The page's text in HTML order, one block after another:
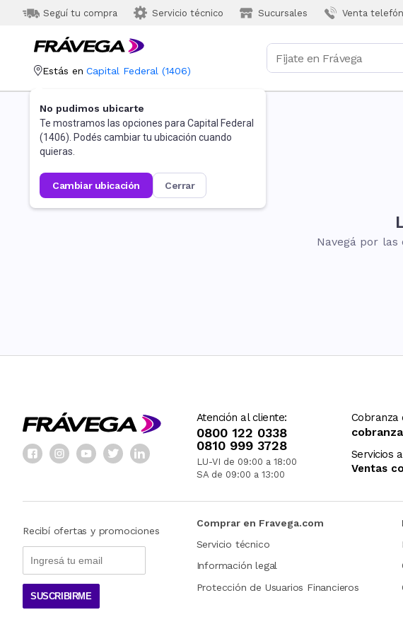
Seguí tu compra Servicio técnico Sucursales Venta
Estás en Capital Federal (1406)
No pudimos ubicarte
Te mostramos las opciones para Capital Federal
(1406). Podés cambiar tu ubicación cuando
quieras.
cambiar ubicación cerrar
Navegá por
Atención al cliente:
0800 122 0338
0810 999 3728
LU-VI de 09:00 a 18:00
SA de 09:00 a 13:00
Cobranza
Servicios
Ventas
Recibí ofertas y promociones
SUSCRIBIRME
Comprar en Fravega.com
Servicio técnico
Información legal
Protección de Usuarios Financieros